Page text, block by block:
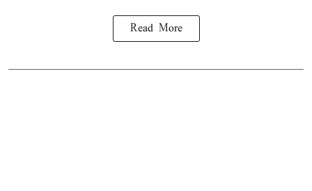
Read More